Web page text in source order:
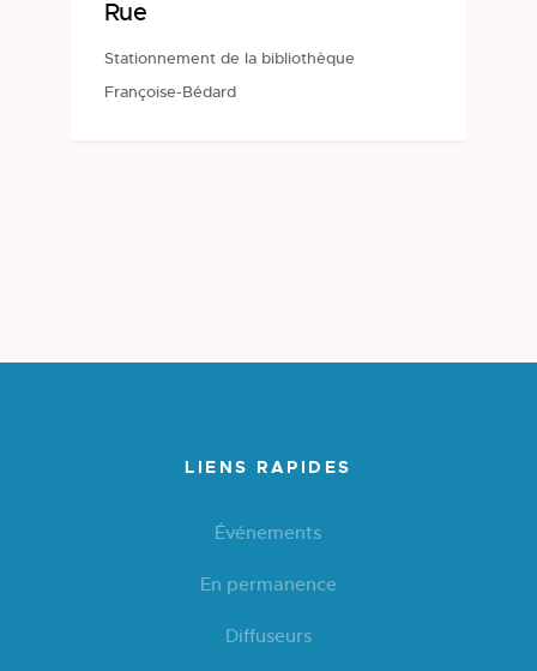
Rue
Stationnement de la bibliothèque
Françoise-Bédard
LIENS RAPIDES
Événements
En permanence
Diffuseurs